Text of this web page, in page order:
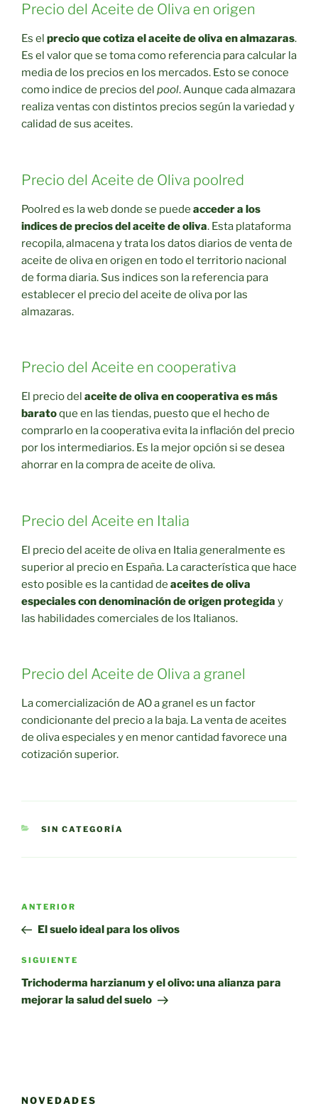
Precio del Aceite de Oliva en origen
Es el precio que cotiza el aceite de oliva en almazaras.
Es el valor que se toma como referencia para calcular la
media de los precios en los mercados. Esto se conoce
como indice de precios del pool. Aunque cada almazara
realiza ventas con distintos precios según la variedad y
calidad de sus aceites.
Precio del Aceite de Oliva poolred
Poolred es la web donde se puede acceder a los
indices de precios del aceite de oliva. Esta plataforma
recopila, almacena y trata los datos diarios de venta de
aceite de oliva en origen en todo el territorio nacional
de forma diaria. Sus indices son la referencia para
establecer el precio del aceite de oliva por las
almazaras.
Precio del Aceite en cooperativa
El precio del aceite de oliva en cooperativa es más
baratoque en las tiendas, puesto que el hecho de
comprarlo en la cooperativa evita la inflación del precio
por los intermediarios. Es la mejor opción si se desea
ahorrar en la compra de aceite de oliva.
Precio del Aceite en Italia
El precio del aceite de oliva en Italia generalmente es
superior al precio en España. La característica que hace
esto posible es la cantidad de aceites de oliva
especiales con denominación de origen protegida y
las habilidades comerciales de los Italianos.
Precio del Aceite de Oliva a granel
La comercialización de AO a granel es un factor
condicionante del precio a la baja. La venta de aceites
de oliva especiales y en menor cantidad favorece una
cotización superior.
CATEGORÍAS
SIN CATEGORÍA
Navegación
entradas
Entrada
anterior:
ANTERIOR
El suelo ideal para los olivos
Siguiente
entrada
SIGUIENTE
Trichoderma harzianum y el olivo: una alianza para
mejorar la salud del suelo
NOVEDADES